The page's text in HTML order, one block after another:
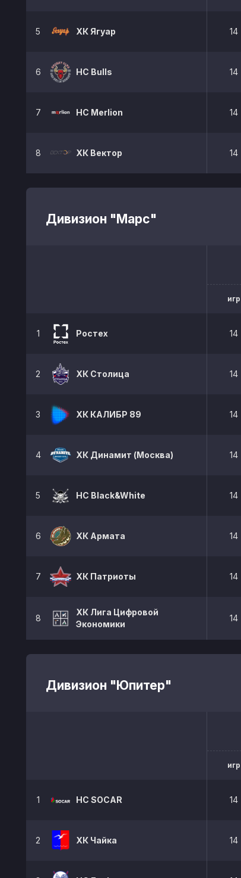
5 ХК Ягуар 14
6 HC Bulls 14
7 НС Merlion 14
8 ХК Вектор 14
Дивизион "Марс"
игр
1 Ростех 14
2 ХК Столица 14
3 ХК КАЛИБР 89 14
4 ХК Динамит (Москва) 14
5 HC Black&White 14
6 ХК Армата 14
7 ХК Патриоты 14
8
ХК Лига Цифровой
Экономики
14
Дивизион "Юпитер"
игр
1 HC SOCAR 14
2 ХК Чайка 14